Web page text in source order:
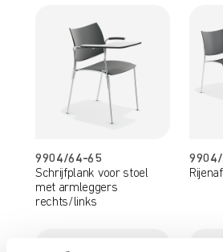
9904/64-65
Schrijfplank voor stoel
met armleggers
rechts/links